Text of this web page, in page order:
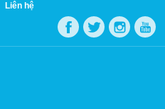
Liên hệ